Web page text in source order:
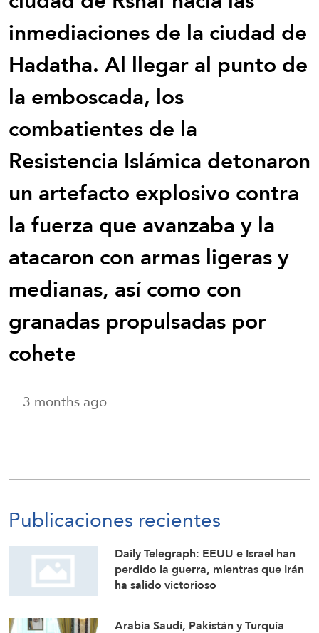
inmediaciones de la ciudad de
Hadatha. Al llegar al punto de
la emboscada, los
combatientes de la
Resistencia Islámica detonaron
un artefacto explosivo contra
la fuerza que avanzaba y la
atacaron con armas ligeras y
medianas, así como con
granadas propulsadas por
cohete
3 months ago
Publicaciones recientes
Daily Telegraph: EEUU e Israel han
perdido la guerra, mientras que Irán
ha salido victorioso
Arabia Saudí, Pakistán y Turquía